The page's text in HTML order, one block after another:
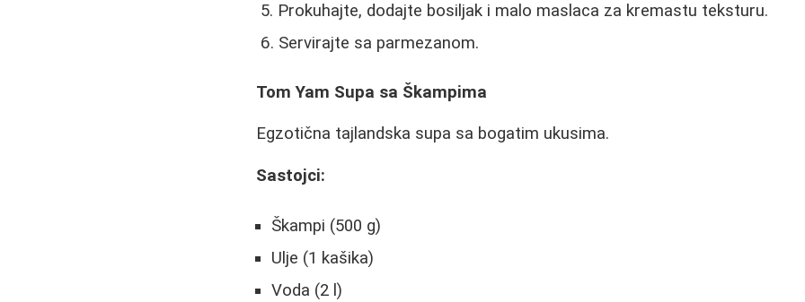
Prokuhajte, dodajte bosiljak i malo maslaca za kremastu teksturu.
Servirajte sa parmezanom.
Tom Yam Supa sa Škampima
Egzotična tajlandska supa sa bogatim ukusima.
Sastojci:
Škampi (500 g)
Ulje (1 kašika)
Voda (2 l)